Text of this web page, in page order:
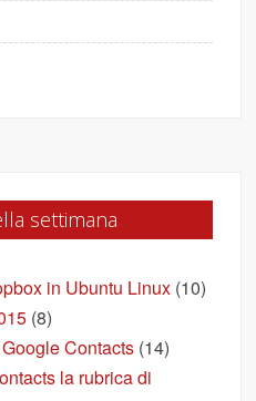
settimana
in Ubuntu Linux (10)
(8)
Contacts (14)
la rubrica di